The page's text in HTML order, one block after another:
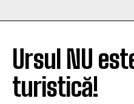
Ursul NU
turistică!